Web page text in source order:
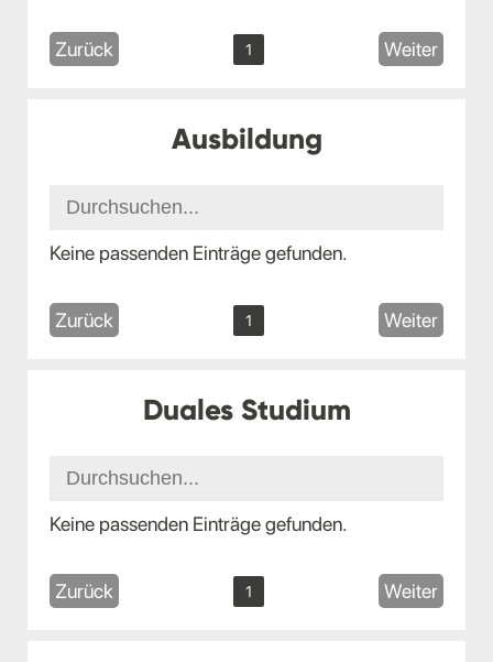
Zurück 1 Weiter
Ausbildung
Keine passenden Einträge gefunden.
Zurück 1 Weiter
Duales Studium
Keine passenden Einträge gefunden.
Zurück 1 Weiter